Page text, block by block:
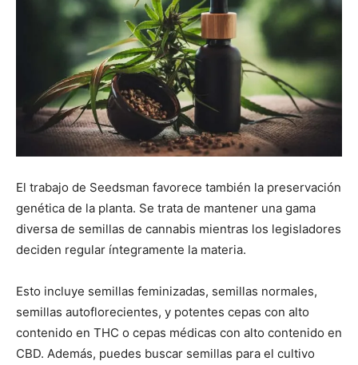
El trabajo de Seedsman favorece también la preservación
genética de la planta. Se trata de mantener una gama
diversa de semillas de cannabis mientras los legisladores
deciden regular íntegramente la materia.
Esto incluye semillas feminizadas, semillas normales,
semillas autoflorecientes, y potentes cepas con alto
contenido en THC o cepas médicas con alto contenido en
CBD. Además, puedes buscar semillas para el cultivo